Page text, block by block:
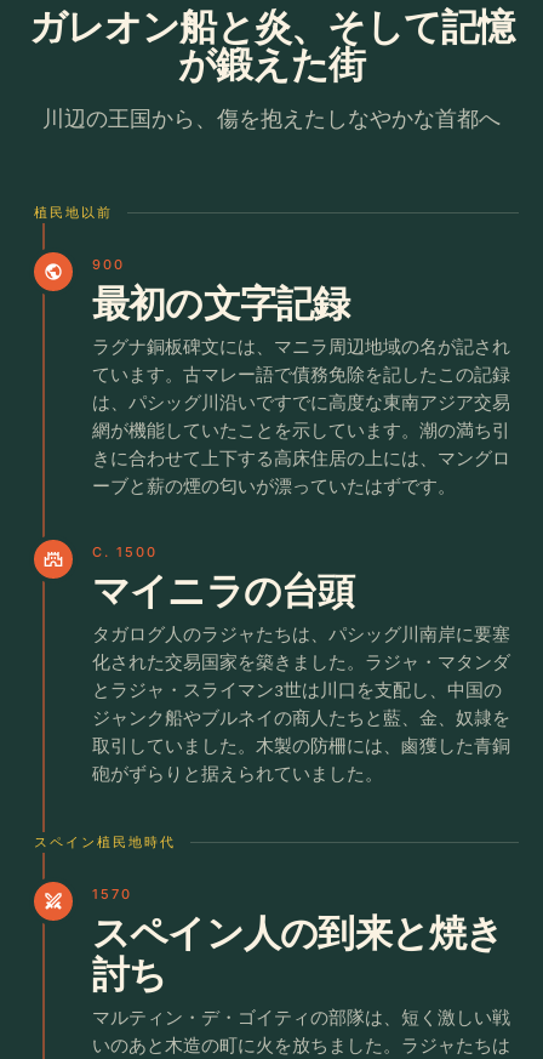
ガレオン船と炎、そして記憶
が鍛えた街
川辺の王国から、傷を抱えたしなやかな首都へ
植民地以前
public 900
最初の文字記録
ラグナ銅板碑文には、マニラ周辺地域の名が記され
ています。古マレー語で債務免除を記したこの記録
は、パシッグ川沿いですでに高度な東南アジア交易
網が機能していたことを示しています。潮の満ち引
きに合わせて上下する高床住居の上には、マングロ
ーブと薪の煙の匂いが漂っていたはずです。
castle C. 1500
マイニラの台頭
タガログ人のラジャたちは、パシッグ川南岸に要塞
化された交易国家を築きました。ラジャ・マタンダ
とラジャ・スライマン3世は川口を支配し、中国の
ジャンク船やブルネイの商人たちと藍、金、奴隷を
取引していました。木製の防柵には、鹵獲した青銅
砲がずらりと据えられていました。
スペイン植民地時代
swords 1570
スペイン人の到来と焼き
討ち
マルティン・デ・ゴイティの部隊は、短く激しい戦
いのあと木造の町に火を放ちました。ラジャたちは